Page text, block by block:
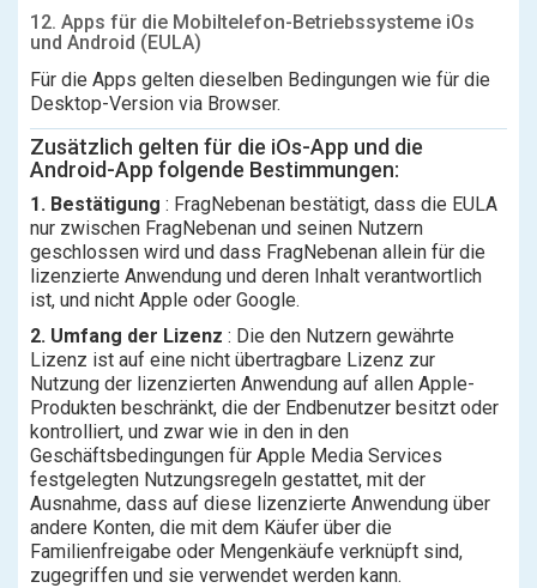
12. Apps für die Mobiltelefon-Betriebssysteme iOs
und Android (EULA)
Für die Apps gelten dieselben Bedingungen wie für die
Desktop-Version via Browser.
Zusätzlich gelten für die iOs-App und die
Android-App folgende Bestimmungen:
1. Bestätigung : FragNebenan bestätigt, dass die EULA
nur zwischen FragNebenan und seinen Nutzern
geschlossen wird und dass FragNebenan allein für die
lizenzierte Anwendung und deren Inhalt verantwortlich
ist, und nicht Apple oder Google.
2. Umfang der Lizenz : Die den Nutzern gewährte
Lizenz ist auf eine nicht übertragbare Lizenz zur
Nutzung der lizenzierten Anwendung auf allen Apple-
Produkten beschränkt, die der Endbenutzer besitzt oder
kontrolliert, und zwar wie in den in den
Geschäftsbedingungen für Apple Media Services
festgelegten Nutzungsregeln gestattet, mit der
Ausnahme, dass auf diese lizenzierte Anwendung über
andere Konten, die mit dem Käufer über die
Familienfreigabe oder Mengenkäufe verknüpft sind,
zugegriffen und sie verwendet werden kann.